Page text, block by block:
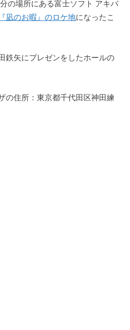
の場所にある富士ソフト アキバ
『凪のお暇』のロケ地になったこ
鉄矢にプレゼンをしたホールの
の住所：東京都千代田区神田練